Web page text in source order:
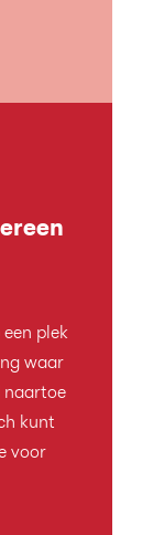
plek
waar
naartoe
kunt
voor